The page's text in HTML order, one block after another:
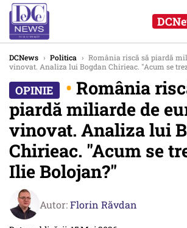
DCNews › Politica › România riscă să piardă
vinovat. Analiza lui Bogdan Chirieac. "Acum se
• România
piardă miliarde de
vinovat. Analiza lui
Chirieac. "Acum se
Ilie Bolojan?"
Autor:Florin Răvdan